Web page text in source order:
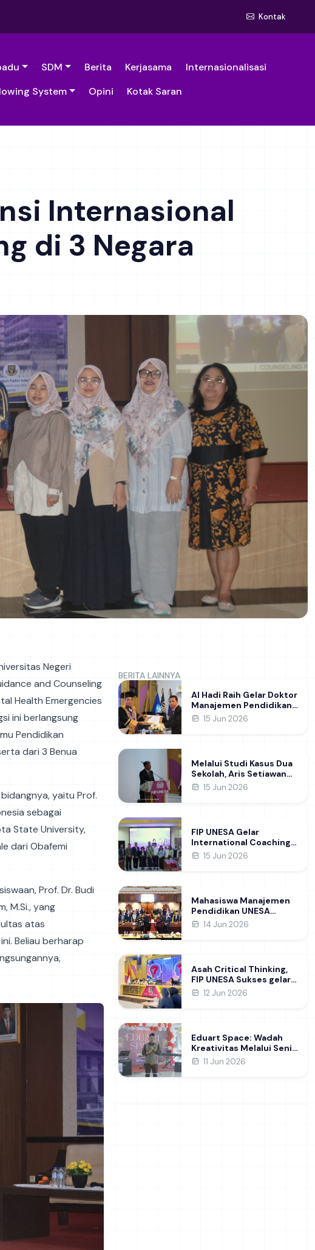
Kontak
SDM Berita Kerjasama
Internasionalisasi
System Opini Kotak Saran
Internasional
di 3 Negara
Negeri
and Counseling
Health Emergencies
ini berlangsung
Pendidikan
dari 3 Benua
yaitu Prof.
sebagai
State University,
dari Obafemi
Prof. Dr. Budi
M.Si., yang
atas
Beliau berharap
BERITA LAINNYA
Al Hadi Raih Gelar Doktor
Manajemen Pendidikan
FIP UNESA melalui Riset
Guru
15 Jun 2026
Melalui Studi Kasus Dua
Sekolah, Aris Setiawan
Raih Gelar Doktor di FIP
Manajemen
15 Jun 2026
FIP UNESA Gelar
International Coaching
Clinic Bersama Pakar
Thailand, Kupas Strategi
SDG 4
15 Jun 2026
Mahasiswa Manajemen
Pendidikan UNESA
Kunjungi DPRD Jatim,
Kebijakan Pendidikan
14 Jun 2026
Asah Critical Thinking,
FIP UNESA Sukses gelar
NUDC dan KDMI 2026
12 Jun 2026
Eduart Space: Wadah
Kreativitas Melalui Seni
dan Prakarya
11 Jun 2026